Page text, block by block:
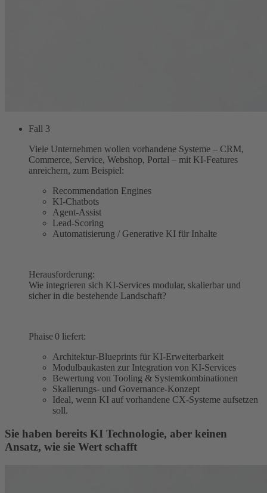
Fall 3
Viele Unternehmen wollen vorhandene Systeme – CRM,
Commerce, Service, Webshop, Portal – mit KI‑Features
anreichern, zum Beispiel:
Recommendation Engines
KI‑Chatbots
Agent‑Assist
Lead‑Scoring
Automatisierung / Generative KI für Inhalte
Herausforderung:
Wie integrieren sich KI‑Services modular, skalierbar und
sicher in die bestehende Landschaft?
Phaise 0 liefert:
Architektur‑Blueprints für KI‑Erweiterbarkeit
Modulbaukasten zur Integration von KI‑Services
Bewertung von Tooling & Systemkombinationen
Skalierungs- und Governance‑Konzept
Ideal, wenn KI auf vorhandene CX‑Systeme aufsetzen
soll.
Sie haben bereits KI Technologie, aber keinen
Ansatz, wie sie Wert schafft